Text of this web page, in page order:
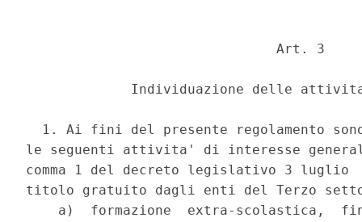
                               Art. 3
Individuazione delle
1. Ai fini del presente regolamento
le seguenti attivita' di interesse
comma 1 del decreto legislativo 3
titolo gratuito dagli enti del Terzo
a)  formazione  extra-scolastica,